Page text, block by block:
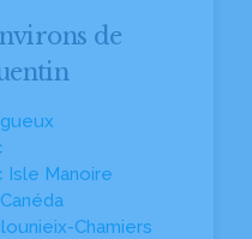
de
Isle Manoire
Chamiers